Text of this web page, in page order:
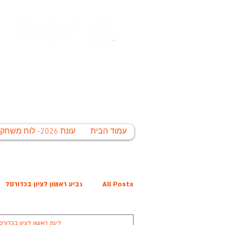
עמוד הבית עונת 2026- לוח משחקים
All Posts גביע ראשון לציון בכדורסל
ליגת ראשון לציון